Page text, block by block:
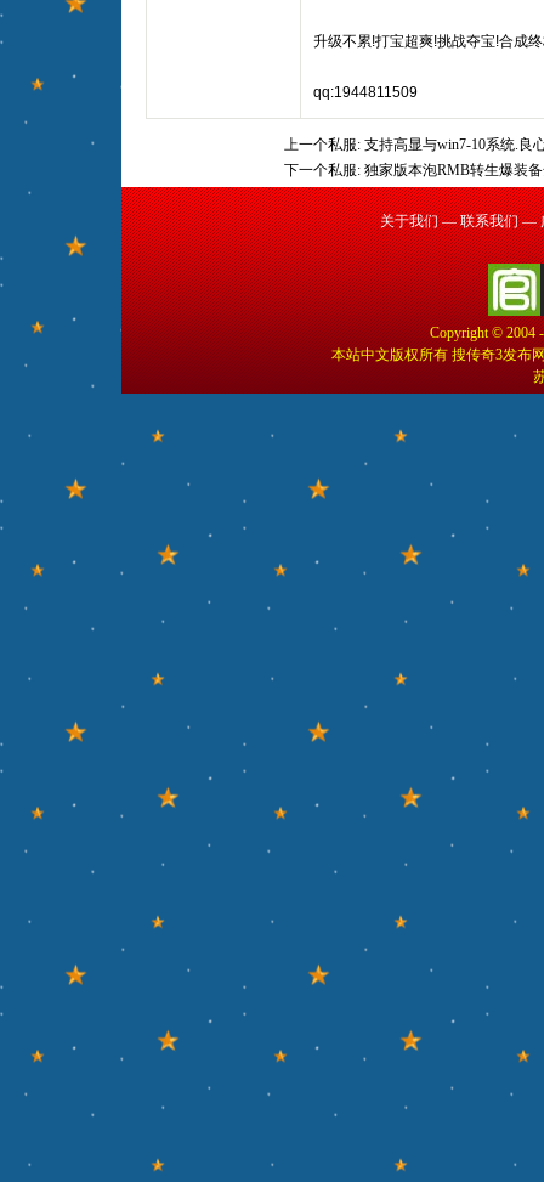
升级不累!打宝超爽!挑战夺宝!合成
qq:1944811509
上一个私服: 支持高显与win7-10系统.良
下一个私服: 独家版本泡RMB转生爆装
关于我们 — 联系我们 —
Copyright © 2004
本站中文版权所有 搜传奇3发布